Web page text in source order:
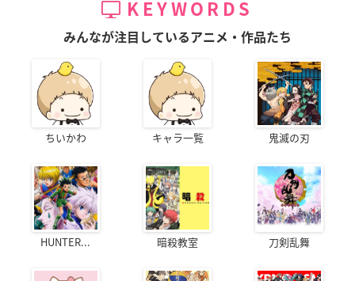
KEYWORDS
みんなが注目しているアニメ・作品たち
ちいかわ キャラ一覧 鬼滅の刃
HUNTER... 暗殺教室 刀剣乱舞